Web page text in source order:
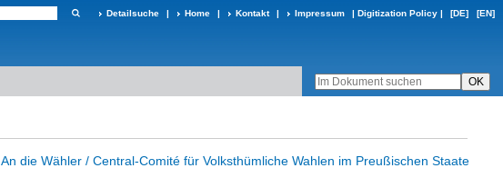
Detailsuche | Home | Kontakt | Impressum | Digitization Policy | [DE] [EN]
An die Wähler / Central-Comité für Volksthümliche Wahlen im Preußischen Staate